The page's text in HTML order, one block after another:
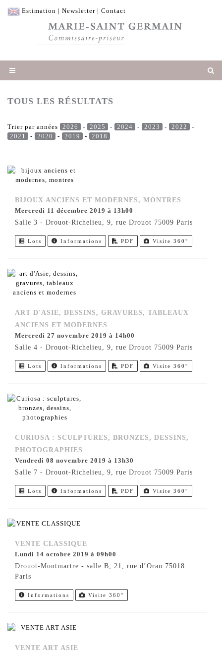
Estimation | Newsletter | Contact
TOUS LES RÉSULTATS
Trier par années 2026 - 2025 - 2024 - 2023 - 2022
-
2021
- 2020 - 2019 - 2018
BIJOUX ANCIENS ET MODERNES, MONTRES
mercredi 11 décembre 2019 à 13h00
Salle 3 - Drouot-Richelieu, 9, rue Drouot 75009 Paris
Lots Informations PDF Visite 360°
ART D'ASIE, DESSINS, GRAVURES, TABLEAUX
ANCIENS ET MODERNES
mercredi 27 novembre 2019 à 14h00
Salle 4 - Drouot-Richelieu, 9, rue Drouot 75009 Paris
Lots Informations PDF Visite 360°
CURIOSA : SCULPTURES, BRONZES, DESSINS,
PHOTOGRAPHIES
vendredi 08 novembre 2019 à 13h30
Salle 7 - Drouot-Richelieu, 9, rue Drouot 75009 Paris
Lots Informations PDF Visite 360°
VENTE CLASSIQUE
lundi 14 octobre 2019 à 09h00
Drouot-Montmartre - salle B, 21, rue d’Oran 75018
Paris
Informations Visite 360°
VENTE ART ASIE